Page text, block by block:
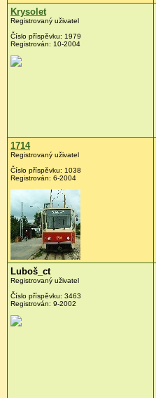
Krysolet
Registrovaný uživatel
Číslo příspěvku: 1979
Registrován: 10-2004
1714
Registrovaný uživatel
Číslo příspěvku: 1038
Registrován: 6-2004
Luboš_ct
Registrovaný uživatel
Číslo příspěvku: 3463
Registrován: 9-2002